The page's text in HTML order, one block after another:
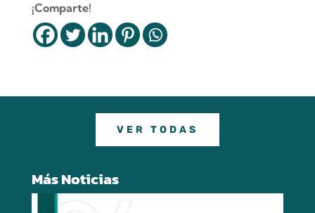
¡Comparte!
VER TODAS
Más Noticias